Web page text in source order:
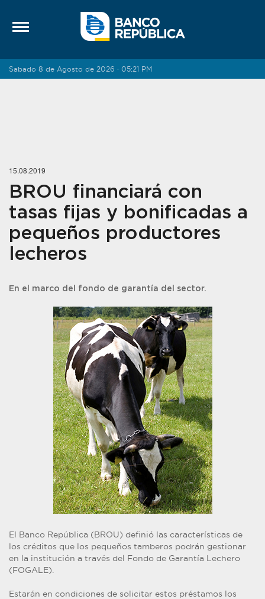
Sabado 8 de Agosto de 2026 · 05:21 PM
15.08.2019
BROU financiará con
tasas fijas y bonificadas a
pequeños productores
lecheros
En el marco del fondo de garantía del sector.
El Banco República (BROU) definió las características de
los créditos que los pequeños tamberos podrán gestionar
en la institución a través del Fondo de Garantía Lechero
(FOGALE).
Estarán en condiciones de solicitar estos préstamos los